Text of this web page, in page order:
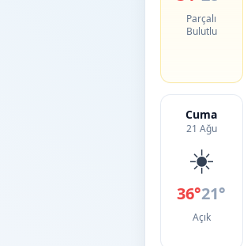
Parçalı
Bulutlu
Cuma
21 Ağu
☀️
36°21°
Açık